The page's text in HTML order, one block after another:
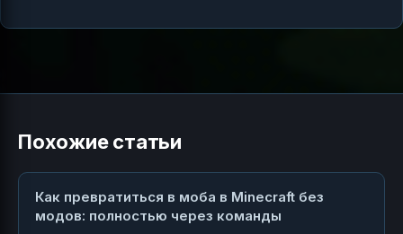
Похожие статьи
Как превратиться в моба в Minecraft без
модов: полностью через команды